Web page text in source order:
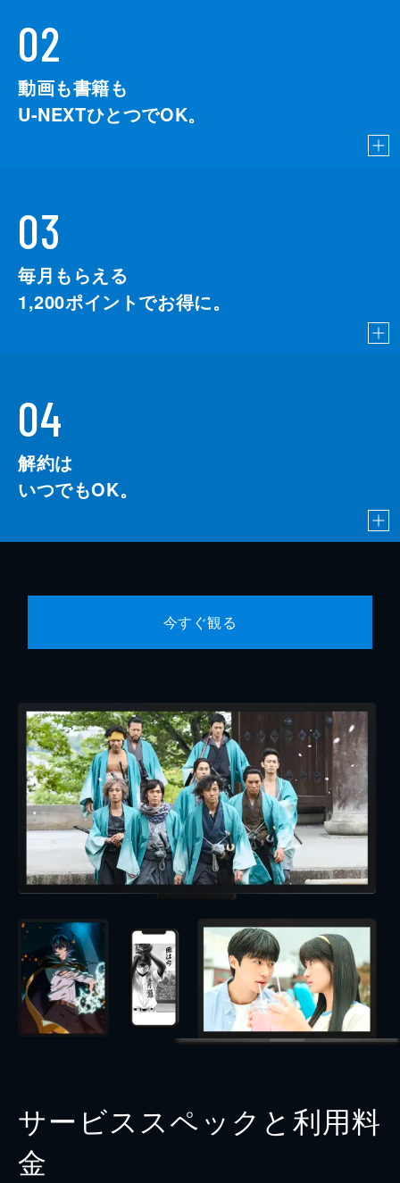
02
動画も書籍も
U-NEXTひとつでOK。
03
毎月もらえる
1,200ポイントでお得に。
04
解約は
いつでもOK。
今すぐ観る
サービススペックと利用料
金